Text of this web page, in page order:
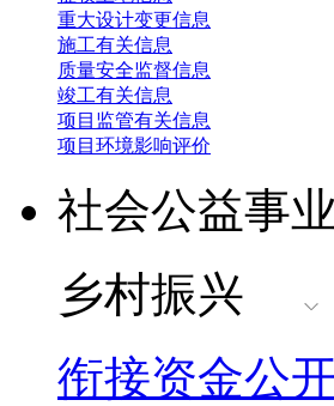
重大设计变更信息
施工有关信息
质量安全监督信息
竣工有关信息
项目监管有关信息
项目环境影响评价
社会公益事
乡村振兴
衔接资金公